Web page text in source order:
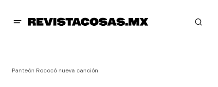
Panteón Rococó nueva canción